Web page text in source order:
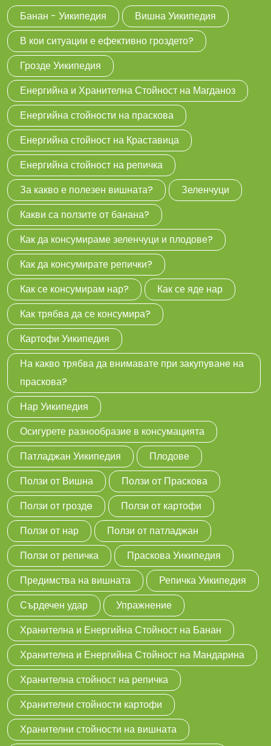
Банан - Уикипедия
Вишна Уикипедия
В кои ситуации е ефективно гроздето?
Грозде Уикипедия
Енергийна и Хранителна Стойност на Магданоз
Енергийна стойности на праскова
Енергийна стойност на Краставица
Енергийна стойност на репичка
За какво е полезен вишната?
Зеленчуци
Какви са ползите от банана?
Как да консумираме зеленчуци и плодове?
Как да консумирате репички?
Как се консумирам нар?
Как се яде нар
Как трябва да се консумира?
Картофи Уикипедия
На какво трябва да внимавате при закупуване на
праскова?
Нар Уикипедия
Осигурете разнообразие в консумацията
Патладжан Уикипедия
Плодове
Ползи от Вишна
Ползи от Праскова
Ползи от гроздe
Ползи от картофи
Ползи от нар
Ползи от патладжан
Ползи от репичка
Праскова Уикипедия
Предимства на вишната
Репичка Уикипедия
Сърдечен удар
Упражнение
Хранителна и Енергийна Стойност на Банан
Хранителна и Енергийна Стойност на Мандарина
Хранителна стойност на репичка
Хранителни стойности картофи
Хранителни стойности на вишната